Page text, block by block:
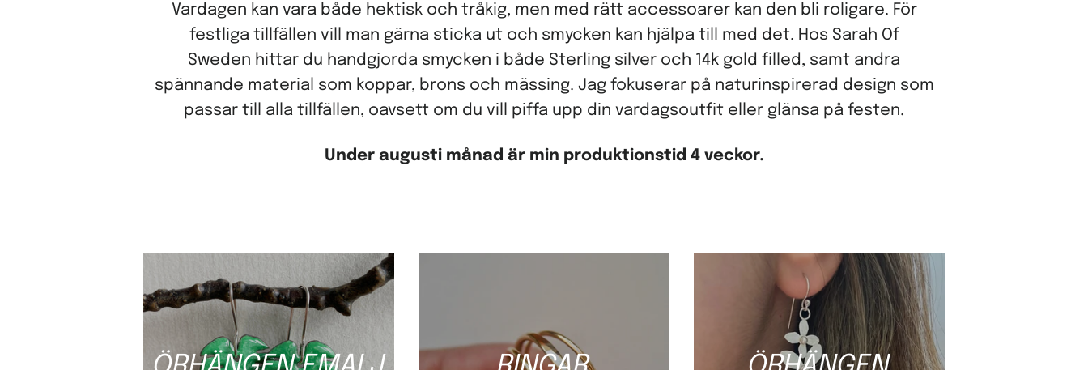
Vardagen kan vara både hektisk och tråkig, men med rätt accessoarer kan den bli roligare. För
festliga tillfällen vill man gärna sticka ut och smycken kan hjälpa till med det. Hos Sarah Of
Sweden hittar du handgjorda smycken i både Sterling silver och 14k gold filled, samt andra
spännande material som koppar, brons och mässing. Jag fokuserar på naturinspirerad design som
passar till alla tillfällen, oavsett om du vill piffa upp din vardagsoutfit eller glänsa på festen.
Under augusti månad är min produktionstid 4 veckor.